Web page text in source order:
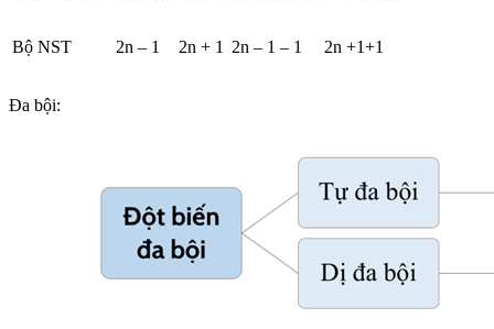
Bộ NST 2n – 1 2n + 1 2n – 1 – 1 2n +1+1
Đa bội: